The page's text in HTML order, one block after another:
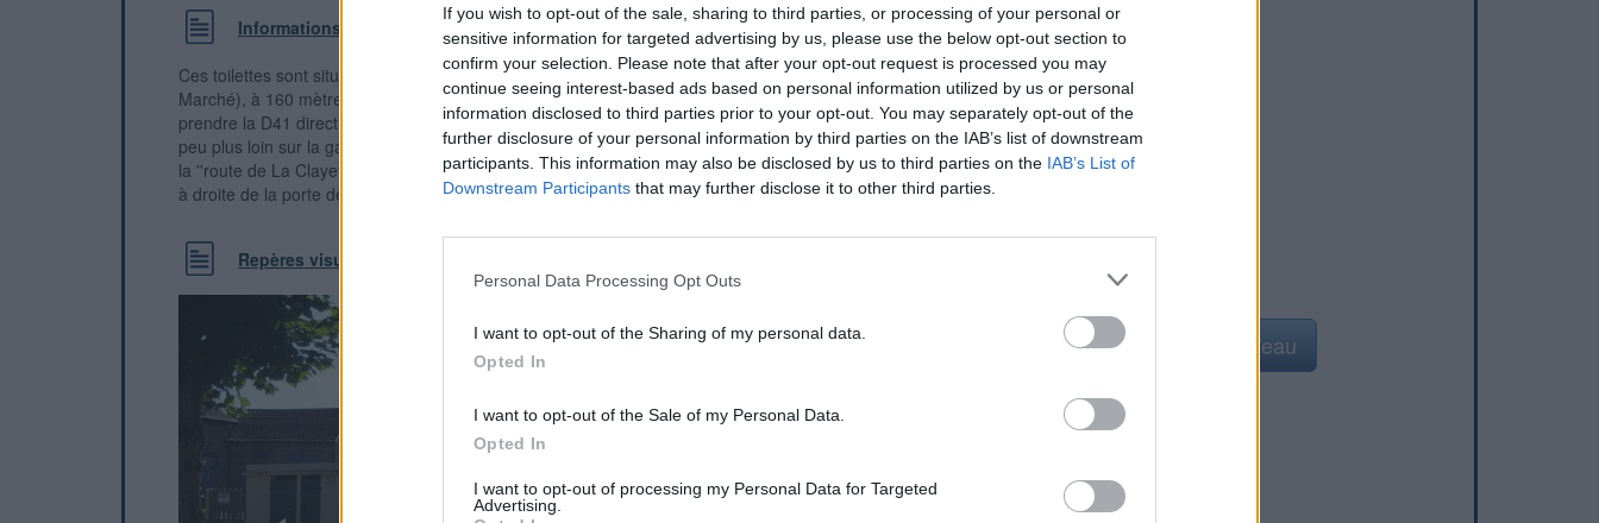
If you wish to opt-out of the sale, sharing to third parties, or processing of your personal or
sensitive information for targeted advertising by us, please use the below opt-out section to
confirm your selection. Please note that after your opt-out request is processed you may
continue seeing interest-based ads based on personal information utilized by us or personal
information disclosed to third parties prior to your opt-out. You may separately opt-out of the
further disclosure of your personal information by third parties on the IAB’s list of downstream
participants. This information may also be disclosed by us to third parties on the IAB’s List of
Downstream Participants that may further disclose it to other third parties.
Personal Data Processing Opt Outs
I want to opt-out of the Sharing of my personal data.
Opted In
I want to opt-out of the Sale of my Personal Data.
Opted In
I want to opt-out of processing my Personal Data for Targeted
Advertising.
Informations complémentaires
Ces toilettes sont situées au bord d'une grande place avec parking (place du
Marché), à 160 mètres de l'intersection D41 / D25. A partir de cette intersection,
prendre la D41 direction La Clayette, on verra le petit bâtiment des toilettes un
peu plus loin sur la gauche, au début de la ''route de Gilette'' perpendiculaire à
la ''route de La Clayette'' (face au n° 154). Le robinet est à l'extérieur, sur le mur
à droite de la porte des toilettes.
Repères visuels
Signaler une erreur Ajouter un point d'eau